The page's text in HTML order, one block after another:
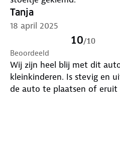
Tanja
18 april 2025
10/10
Beoordeeld
Wij zijn heel blij met dit
kleinkinderen. Is stevig en
de auto te plaatsen of eruit